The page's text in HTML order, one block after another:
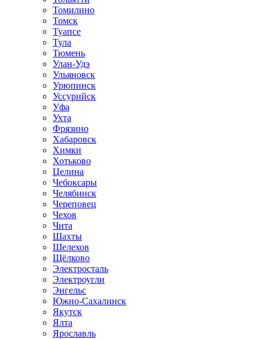
Томилино
Томск
Туапсе
Тула
Тюмень
Улан-Удэ
Ульяновск
Урюпинск
Уссурийск
Уфа
Ухта
Фрязино
Хабаровск
Химки
Хотьково
Целина
Чебоксары
Челябинск
Череповец
Чехов
Чита
Шахты
Шелехов
Щёлково
Электросталь
Электроугли
Энгельс
Южно-Сахалинск
Якутск
Ялта
Ярославль